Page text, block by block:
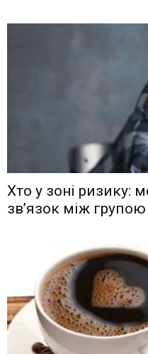
Хто у зоні ризику:
зв’язок між групою